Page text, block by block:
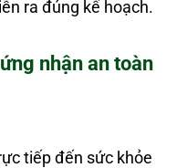
ra đúng kế hoạch.
nhận an toàn
tiếp đến sức khỏe